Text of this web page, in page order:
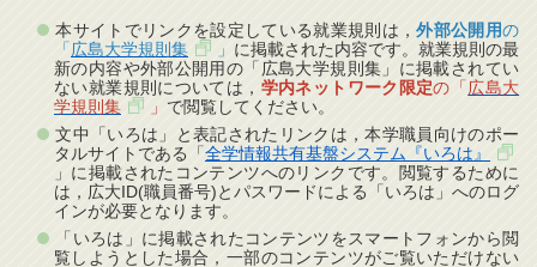
本サイトでリンクを設定している就業規則は，外部公開用の
「広島大学規則集 」 に掲載された内容です。就業規則の最
新の内容や外部公開用の「広島大学規則集」に掲載されてい
ない就業規則については， 学内ネットワーク限定の「広島大
学規則集
」 で閲覧してください。
文中「いろは」と表記されたリンクは，本学職員向けのポー
タルサイトである「全学情報共有基盤システム『いろは』
」に掲載されたコンテンツへのリンクです。閲覧するために
は，広大ID(職員番号)とパスワードによる「いろは」へのログ
インが必要となります。
「いろは」に掲載されたコンテンツをスマートフォンから閲
覧しようとした場合，一部のコンテンツがご覧いただけない